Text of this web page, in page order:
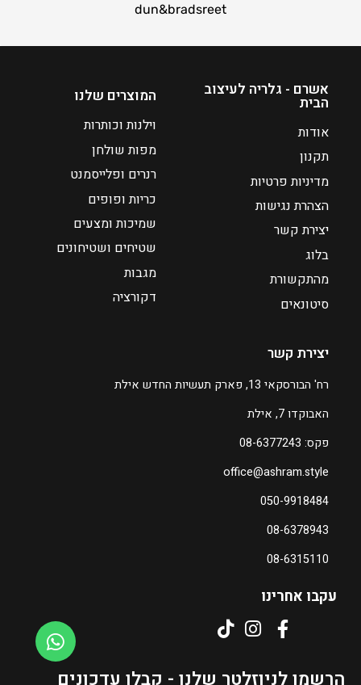
כ
י
1
5
dun&bradsreet
עקבו אחרינו
הרשמו לניוזלטר שלנו - קבלו עדכונים
יצירת קשר
רח' הבורסקאי 13, פארק תעשיות החדש אילת
האבוקדו 7, אילת
פקס: 08-6377243
office@ashram.style
050-9918484
08-6378943
08-6315110
המוצרים שלנו
וילנות וכותרות
מפות שולחן
רנרים ופלייסמנט
כריות ופופים
שמיכות ומצעים
שטיחים ושטיחונים
מגבות
דקורציה
אשרם - גלריה לעיצוב
הבית
אודות
תקנון
מדיניות פרטיות
הצהרת נגישות
יצירת קשר
בלוג
מהתקשורת
סיטונאים